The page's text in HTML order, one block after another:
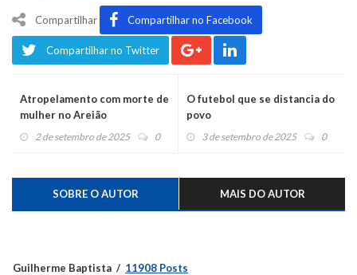
Compartilhar Compartilhar no Facebook
Compartilhar no Twitter
Atropelamento com morte de
mulher no Areião
2 de setembro de 2025 0
O futebol que se distancia do
povo
3 de setembro de 2025 0
SOBRE O AUTOR MAIS DO AUTOR
Guilherme Baptista 11908 Posts